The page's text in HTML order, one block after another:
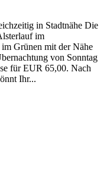
in Stadtnähe Die
im
Grünen mit der Nähe
von Sonntag
für EUR 65,00. Nach
Ihr...